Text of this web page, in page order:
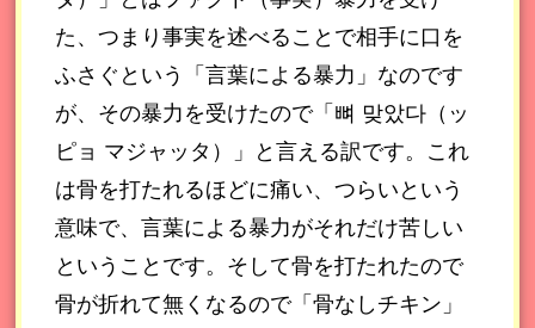
た、つまり事実を述べることで相手に口を
ふさぐという「言葉による暴力」なのです
が、その暴力を受けたので「뼈 맞았다（ッ
ピョ マジャッタ）」と言える訳です。これ
は骨を打たれるほどに痛い、つらいという
意味で、言葉による暴力がそれだけ苦しい
ということです。そして骨を打たれたので
骨が折れて無くなるので「骨なしチキン」